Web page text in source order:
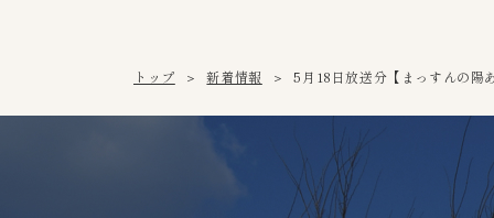
トップ 新着情報 5月18日放送分【まっすんの陽